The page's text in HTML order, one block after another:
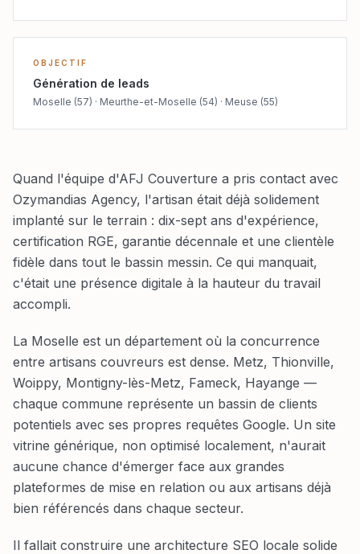
OBJECTIF
Génération de leads
Moselle (57) · Meurthe-et-Moselle (54) · Meuse (55)
Quand l'équipe d'AFJ Couverture a pris contact avec
Ozymandias Agency, l'artisan était déjà solidement
implanté sur le terrain : dix-sept ans d'expérience,
certification RGE, garantie décennale et une clientèle
fidèle dans tout le bassin messin. Ce qui manquait,
c'était une présence digitale à la hauteur du travail
accompli.
La Moselle est un département où la concurrence
entre artisans couvreurs est dense. Metz, Thionville,
Woippy, Montigny-lès-Metz, Fameck, Hayange —
chaque commune représente un bassin de clients
potentiels avec ses propres requêtes Google. Un site
vitrine générique, non optimisé localement, n'aurait
aucune chance d'émerger face aux grandes
plateformes de mise en relation ou aux artisans déjà
bien référencés dans chaque secteur.
Il fallait construire une architecture SEO locale solide